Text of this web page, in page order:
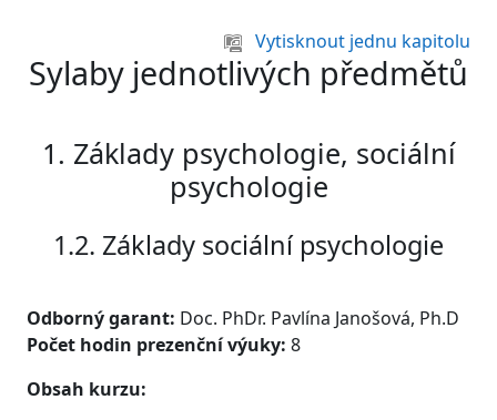
Vytisknout jednu kapitolu
Sylaby jednotlivých předmětů
1. Základy psychologie, sociální
psychologie
1.2. Základy sociální psychologie
Odborný garant: Doc. PhDr. Pavlína Janošová, Ph.D
Počet hodin prezenční výuky: 8
Obsah kurzu: